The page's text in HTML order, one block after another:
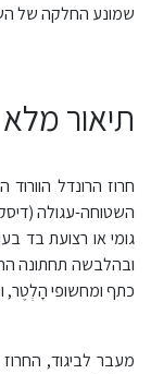
שמונע החלקה של
תיאור מלא
חרוז הרונדל
השטוחה-עגולה
גומי או רצועת בד
ובהלבשה תחתונה
כתף ומחשופי הָלְטֶר,
מעבר לביגוד,